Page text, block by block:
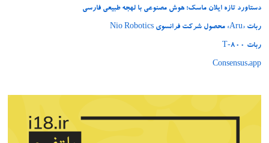
دستاورد تازه ایلان ماسک؛ هوش مصنوعی با لهجه طبیعی فارسی
ربات «Aru» محصول شرکت فرانسوی Nio Robotics
ربات T‑800
Consensus.app